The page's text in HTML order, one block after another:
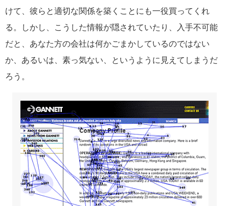
けて、彼らと適切な関係を築くことにも一役買ってくれ
る。しかし、こうした情報が隠されていたり、入手不可能
だと、あなた方の会社は何かごまかしているのではない
か、あるいは、素っ気ない、というように見えてしまうだ
ろう。